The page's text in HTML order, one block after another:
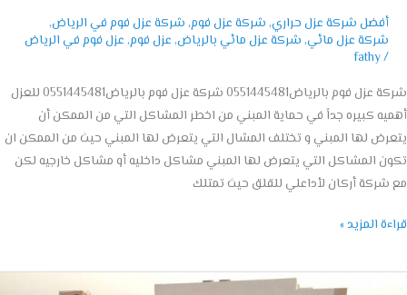
أفضل شركة عزل حراري,شركة عزل فوم,شركة عزل فوم في الرياض,
شركة عزل مائي,شركة عزل مائي بالرياض,عزل فوم,عزل فوم في الرياض
fathy
شركة عزل فوم بالرياض0551445481 شركة عزل فوم بالرياض0551445481 للعزل
كبيره جداً في حماية المبني من اخطر المشاكل التي من الممكن أن
لها المبني و تختلف المشال التي يتعرض لها المبني حيث من الممكن ان
المشاكل التي يتعرض لها المبني مشاكل داخليه أو مشاكل خارجيه لكن
أركان لأداعلي للقلق حيث تمتلك
المزيد »